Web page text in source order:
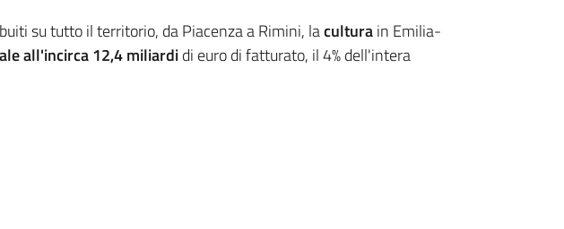
su tutto il territorio, da Piacenza a Rimini, laculturain Emilia-
all'incirca 12,4 miliardidi euro di fatturato, il 4% dell'intera